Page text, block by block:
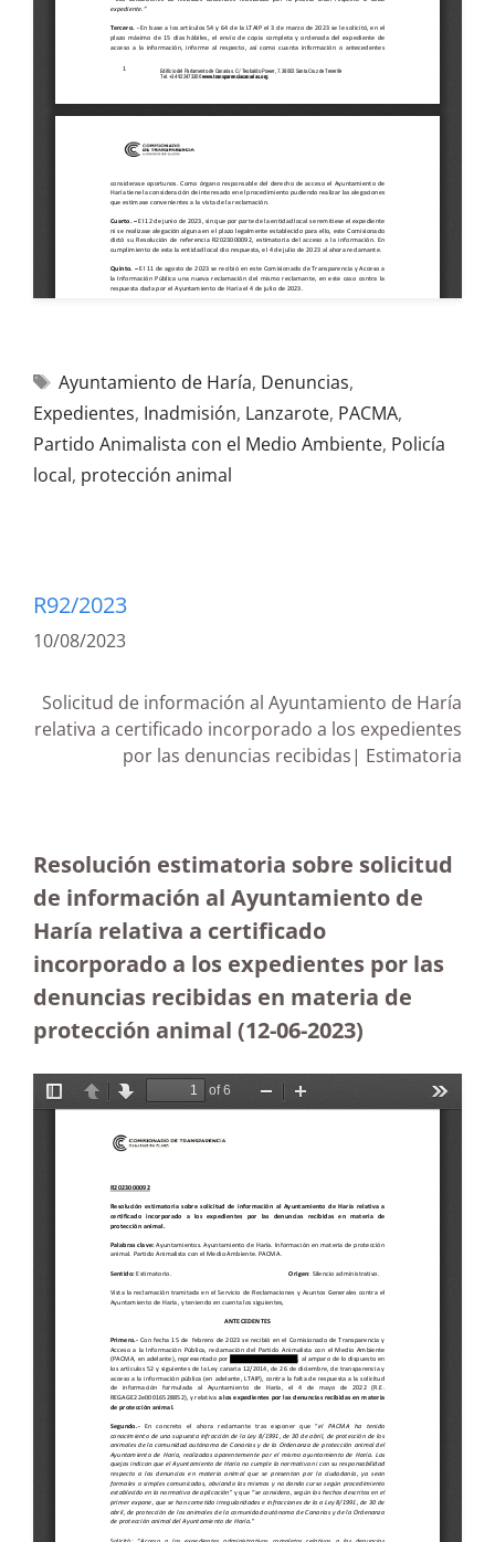
Ayuntamiento de Haría, Denuncias,
Expedientes, Inadmisión, Lanzarote, PACMA,
Partido Animalista con el Medio Ambiente, Policía
local, protección animal
R92/2023
10/08/2023
Solicitud de información al Ayuntamiento de Haría
relativa a certificado incorporado a los expedientes
por las denuncias recibidas| Estimatoria
Resolución estimatoria sobre solicitud
de información al Ayuntamiento de
Haría relativa a certificado
incorporado a los expedientes por las
denuncias recibidas en materia de
protección animal (12-06-2023)